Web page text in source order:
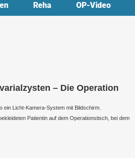
Reha OP-Video
– Die Operation
ein Licht-Kamera-System mit Bildschirm.
Patientin auf dem Operationstisch, bei dem